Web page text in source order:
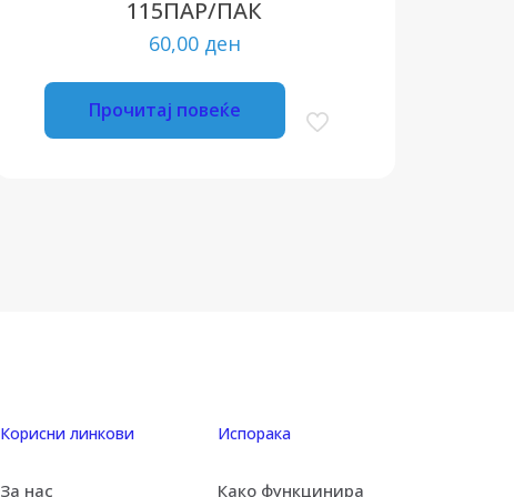
115ПАР/ПАК
60,00 ден
Прочитај повеќе
Корисни линкови
За нас
Испорака
Како функцинира